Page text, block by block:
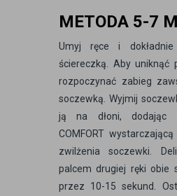
METODA 5-7
Umyj ręce i
ściereczką. Aby uniknąć
rozpoczynać zabieg
soczewką. Wyjmij
ją na dłoni, dodając
COMFORT
zwilżenia soczewki.
palcem drugiej ręki obie
przez 10-15 sekund.